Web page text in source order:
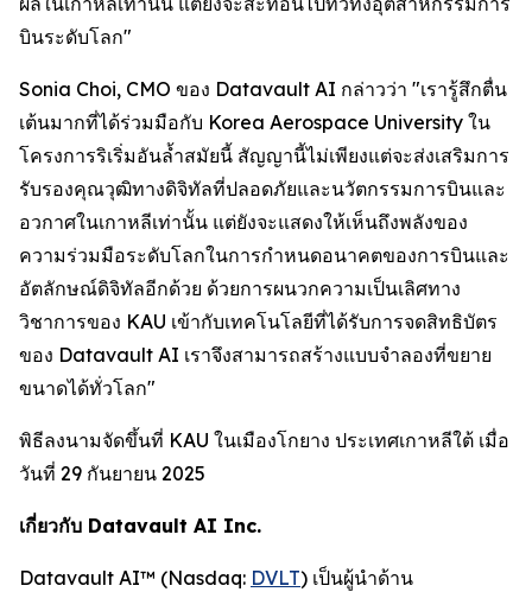
บินระดับโลก"
Sonia Choi, CMO ของ Datavault AI กล่าวว่า "เรารู้สึกตื่น
เต้นมากที่ได้ร่วมมือกับ Korea Aerospace University ใน
โครงการริเริ่มอันล้ำสมัยนี้ สัญญานี้ไม่เพียงแต่จะส่งเสริมการ
รับรองคุณวุฒิทางดิจิทัลที่ปลอดภัยและนวัตกรรมการบินและ
อวกาศในเกาหลีเท่านั้น แต่ยังจะแสดงให้เห็นถึงพลังของ
ความร่วมมือระดับโลกในการกำหนดอนาคตของการบินและ
อัตลักษณ์ดิจิทัลอีกด้วย ด้วยการผนวกความเป็นเลิศทาง
วิชาการของ KAU เข้ากับเทคโนโลยีที่ได้รับการจดสิทธิบัตร
ของ Datavault AI เราจึงสามารถสร้างแบบจำลองที่ขยาย
ขนาดได้ทั่วโลก"
พิธีลงนามจัดขึ้นที่ KAU ในเมืองโกยาง ประเทศเกาหลีใต้ เมื่อ
วันที่ 29 กันยายน 2025
เกี่ยวกับ Datavault AI Inc.
Datavault AI™ (Nasdaq: DVLT) เป็นผู้นำด้าน